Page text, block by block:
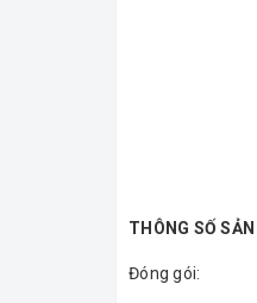
THÔNG SỐ
Đóng gói: